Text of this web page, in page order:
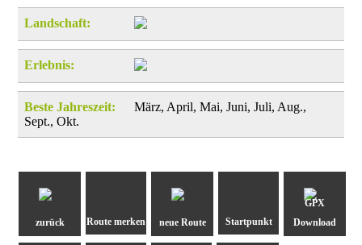
Landschaft:
Erlebnis:
Beste Jahreszeit:
März, April, Mai, Juni, Juli, Aug.,
Sept., Okt.
zurück neue Route
GPX
Download